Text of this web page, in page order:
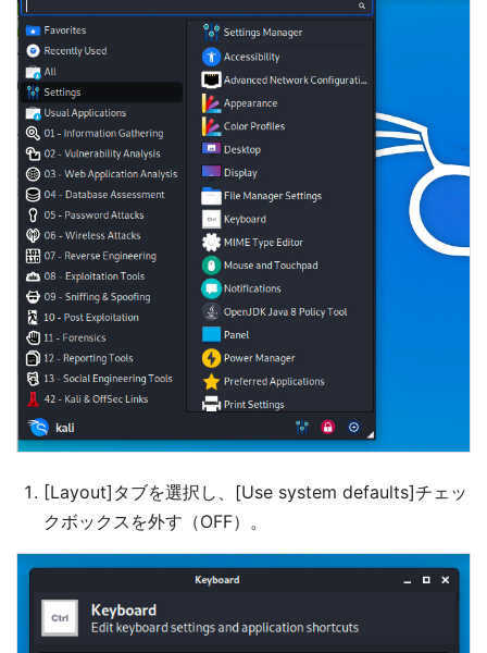
[Layout]タブを選択し、[Use system defaults]チェッ
クボックスを外す（OFF）。